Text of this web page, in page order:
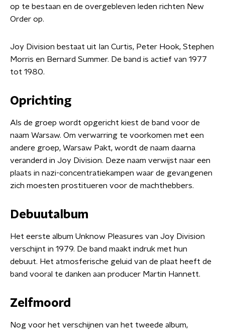
op te bestaan en de overgebleven leden richten New
Order op.
Joy Division bestaat uit Ian Curtis, Peter Hook, Stephen
Morris en Bernard Summer. De band is actief van 1977
tot 1980.
Oprichting
Als de groep wordt opgericht kiest de band voor de
naam Warsaw. Om verwarring te voorkomen met een
andere groep, Warsaw Pakt, wordt de naam daarna
veranderd in Joy Division. Deze naam verwijst naar een
plaats in nazi-concentratiekampen waar de gevangenen
zich moesten prostitueren voor de machthebbers.
Debuutalbum
Het eerste album Unknow Pleasures van Joy Division
verschijnt in 1979. De band maakt indruk met hun
debuut. Het atmosferische geluid van de plaat heeft de
band vooral te danken aan producer Martin Hannett.
Zelfmoord
Nog voor het verschijnen van het tweede album,